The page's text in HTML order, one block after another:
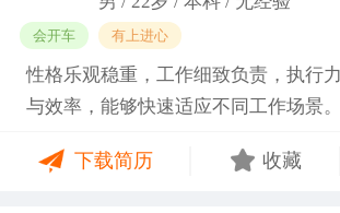
题、预答辩和正式答辩答辩秘书工作
生入学复试相关工作，研究生日常事
老师和同学多方沟通协调；2025年4
图书馆信息处担任助管，主要负责毕
上传，毕业生信息核对，以及协助图
沟通举办各种活动。 （3）组织管理能
会开车 有上进心
性格乐观稳重，工作细致负责，执行
与效率，能够快速适应不同工作场景
路与良好的问题处理意识。 拥有较强
下载简历 收藏